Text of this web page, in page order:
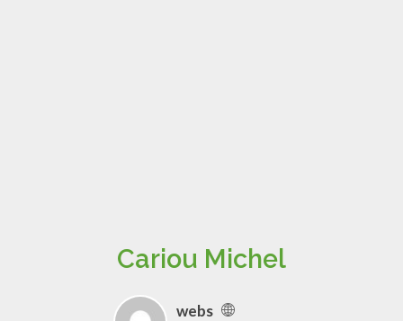
Cariou Michel
webs